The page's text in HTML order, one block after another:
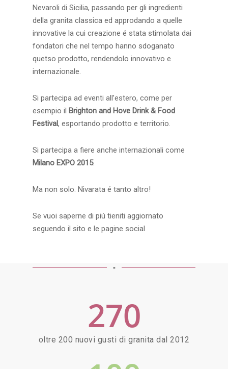
Nevaroli di Sicilia, passando per gli ingredienti
della granita classica ed approdando a quelle
innovative la cui creazione é stata stimolata dai
fondatori che nel tempo hanno sdoganato
quetso prodotto, rendendolo innovativo e
internazionale.
Si partecipa ad eventi all’estero, come per
esempio il Brighton and Hove Drink & Food
Festival, esportando prodotto e territorio.
Si partecipa a fiere anche internazionali come
Milano EXPO 2015.
Ma non solo. Nivarata é tanto altro!
Se vuoi saperne di piú tieniti aggiornato
seguendo il sito e le pagine social
-
270
oltre 200 nuovi gusti di granita dal 2012